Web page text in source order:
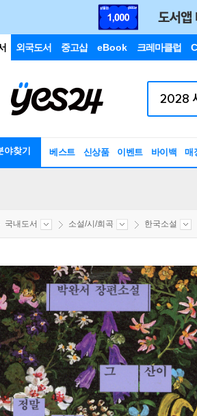
외국도서 중고샵 eBook 크레마클럽
야찾기 베스트 신상품 이벤트 바이백 매
국내도서 소설/시/희곡 한국소설